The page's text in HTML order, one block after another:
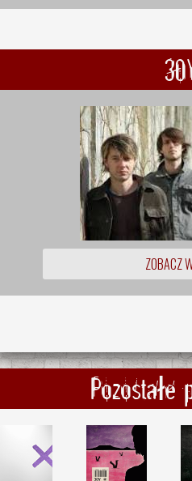
ZOBACZ
Pozostałe